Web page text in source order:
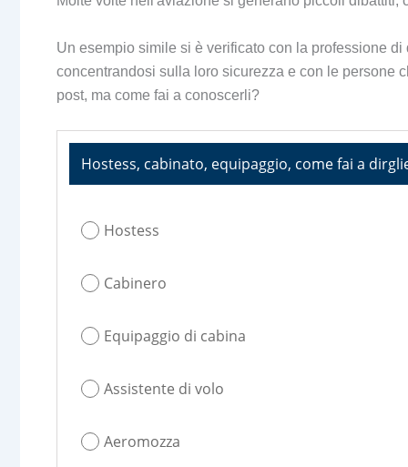
Un esempio simile si è verificato con la professione
concentrandosi sulla loro sicurezza e con le persone
post, ma come fai a conoscerli?
Hostess, cabinato, equipaggio, come fai a
Hostess
Cabinero
Equipaggio di cabina
Assistente di volo
Aeromozza